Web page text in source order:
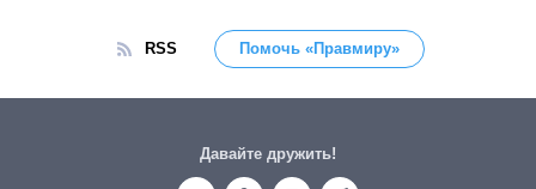
RSS Помочь «Правмиру»
Давайте дружить!